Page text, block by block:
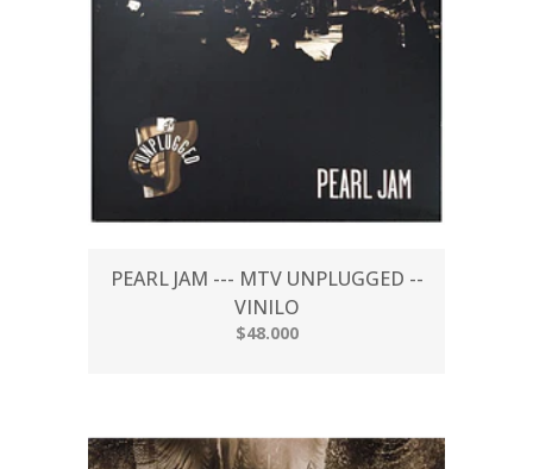
PEARL JAM --- MTV UNPLUGGED --
VINILO
$48.000